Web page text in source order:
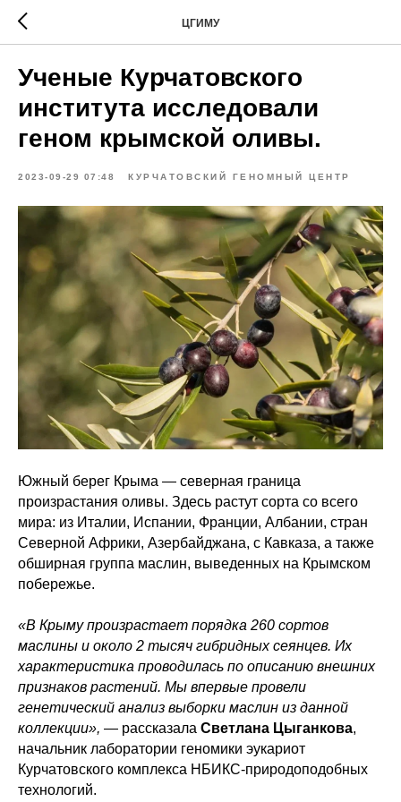
ЦГИМУ
Ученые Курчатовского
института исследовали
геном крымской оливы.
2023-09-29 07:48 КУРЧАТОВСКИЙ ГЕНОМНЫЙ ЦЕНТР
Южный берег Крыма — северная граница
произрастания оливы. Здесь растут сорта со всего
мира: из Италии, Испании, Франции, Албании, стран
Северной Африки, Азербайджана, с Кавказа, а также
обширная группа маслин, выведенных на Крымском
побережье.
«В Крыму произрастает порядка 260 сортов
маслины и около 2 тысяч гибридных сеянцев. Их
характеристика проводилась по описанию внешних
признаков растений. Мы впервые провели
генетический анализ выборки маслин из данной
коллекции», — рассказала Светлана Цыганкова,
начальник лаборатории геномики эукариот
Курчатовского комплекса НБИКС-природоподобных
технологий.